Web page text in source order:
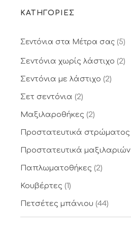
ΚΑΤΗΓΟΡΙΕΣ
Σεντόνια στα Μέτρα σας (5)
Σεντόνια χωρίς λάστιχο (2)
Σεντόνια με λάστιχο (2)
Σετ σεντόνια (2)
Μαξιλαροθήκες (2)
Προστατευτικά στρώματος
Προστατευτικά μαξιλαριών
Παπλωματοθήκες (2)
Κουβέρτες (1)
Πετσέτες μπάνιου (44)